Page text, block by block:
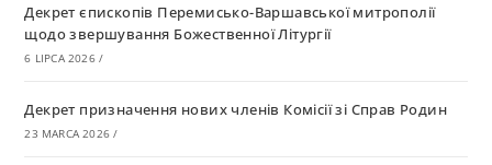
Декрет єпископів Перемисько-Варшавської митрополії
щодо звершування Божественної Літургії
6 LIPCA 2026 /
Декрет призначення нових членів Комісії зі Справ Родин
23 MARCA 2026 /